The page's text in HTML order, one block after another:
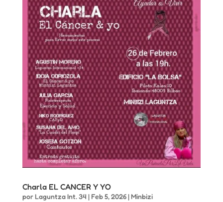
Charla EL CANCER Y YO
porLaguntza Int. 34 | Feb 5, 2026|Minbizi